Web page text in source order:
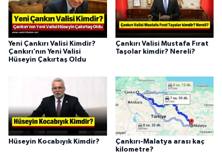
Yeni Çankırı Valisi Kimdir?
Çankırı’nın Yeni Valisi
Hüseyin Çakırtaş Oldu
Çankırı Valisi Mustafa Fırat
Taşolar kimdir? Nereli?
Hüseyin Kocabıyık Kimdir?
Çankırı-Malatya arası kaç
kilometre?